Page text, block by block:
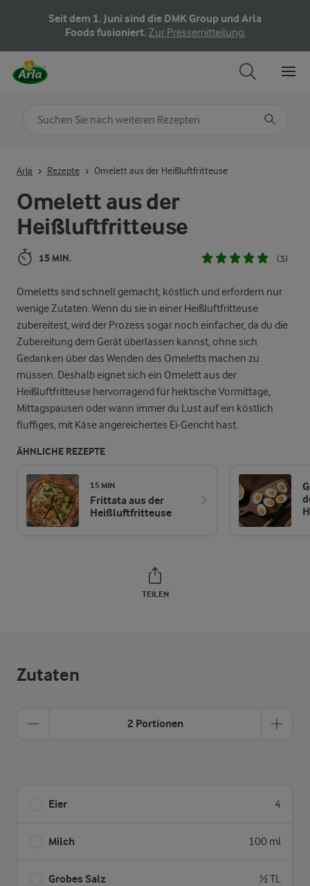
Seit dem 1. Juni sind die DMK Group und Arla
Foods fusioniert. Zur Pressemitteilung.
Omelett aus der
Heißluftfritteuse
15 MIN. (3)
Omeletts sind schnell gemacht, köstlich und erfordern nur
wenige Zutaten. Wenn du sie in einer Heißluftfritteuse
zubereitest, wird der Prozess sogar noch einfacher, da du die
Zubereitung dem Gerät überlassen kannst, ohne sich
Gedanken über das Wenden des Omeletts machen zu
müssen. Deshalb eignet sich ein Omelett aus der
Heißluftfritteuse hervorragend für hektische Vormittage,
Mittagspausen oder wann immer du Lust auf ein köstlich
fluffiges, mit Käse angereichertes Ei-Gericht hast.
ÄHNLICHE REZEPTE
15 MIN.
Frittata aus der
Heißluftfritteuse
TEILEN
Arla Rezepte Omelett aus der Heißluftfritteuse
Zutaten
2 Portionen
Eier 4
Milch 100 ml
Grobes Salz ½ TL
Nach Kategorie suchen